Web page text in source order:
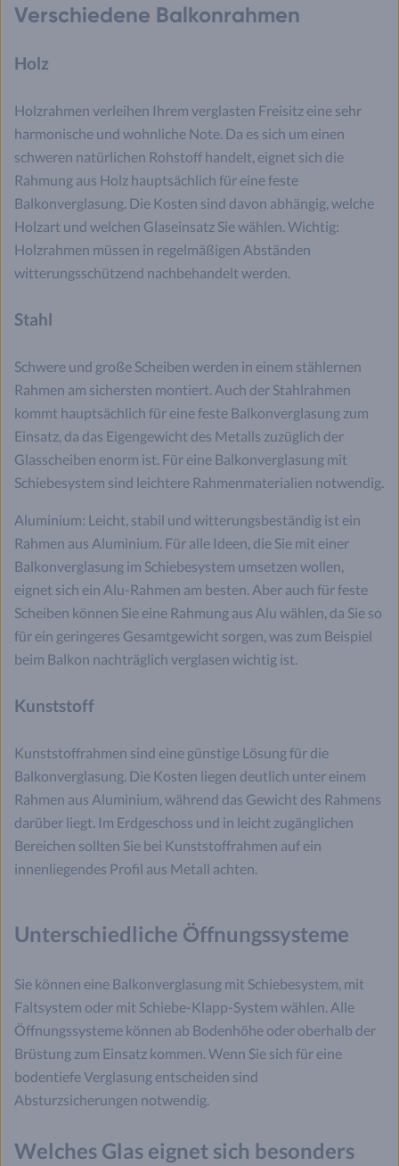
Verschiedene Balkonrahmen
Holz
Holzrahmen verleihen Ihrem verglasten Freisitz eine sehr
harmonische und wohnliche Note. Da es sich um einen
schweren natürlichen Rohstoff handelt, eignet sich die
Rahmung aus Holz hauptsächlich für eine feste
Balkonverglasung. Die Kosten sind davon abhängig, welche
Holzart und welchen Glaseinsatz Sie wählen. Wichtig:
Holzrahmen müssen in regelmäßigen Abständen
witterungsschützend nachbehandelt werden.
Stahl
Schwere und große Scheiben werden in einem stählernen
Rahmen am sichersten montiert. Auch der Stahlrahmen
kommt hauptsächlich für eine feste Balkonverglasung zum
Einsatz, da das Eigengewicht des Metalls zuzüglich der
Glasscheiben enorm ist. Für eine Balkonverglasung mit
Schiebesystem sind leichtere Rahmenmaterialien notwendig.
Aluminium: Leicht, stabil und witterungsbeständig ist ein
Rahmen aus Aluminium. Für alle Ideen, die Sie mit einer
Balkonverglasung im Schiebesystem umsetzen wollen,
eignet sich ein Alu-Rahmen am besten. Aber auch für feste
Scheiben können Sie eine Rahmung aus Alu wählen, da Sie so
für ein geringeres Gesamtgewicht sorgen, was zum Beispiel
beim Balkon nachträglich verglasen wichtig ist.
Kunststoff
Kunststoffrahmen sind eine günstige Lösung für die
Balkonverglasung. Die Kosten liegen deutlich unter einem
Rahmen aus Aluminium, während das Gewicht des Rahmens
darüber liegt. Im Erdgeschoss und in leicht zugänglichen
Bereichen sollten Sie bei Kunststoffrahmen auf ein
innenliegendes Profil aus Metall achten.
Unterschiedliche Öffnungssysteme
Sie können eine Balkonverglasung mit Schiebesystem, mit
Faltsystem oder mit Schiebe-Klapp-System wählen. Alle
Öffnungssysteme können ab Bodenhöhe oder oberhalb der
Brüstung zum Einsatz kommen. Wenn Sie sich für eine
bodentiefe Verglasung entscheiden sind
Absturzsicherungen notwendig.
Welches Glas eignet sich besonders